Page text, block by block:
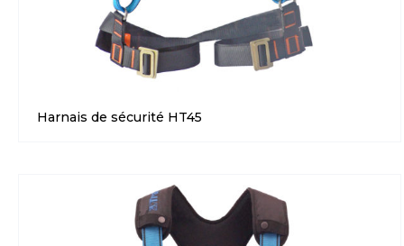
Harnais de sécurité HT45